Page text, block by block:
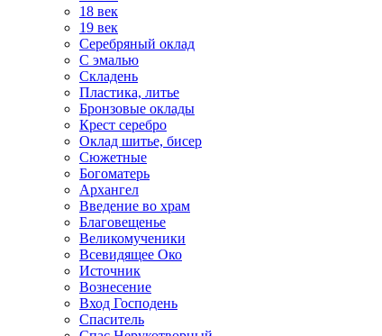
18 век
19 век
Серебряный оклад
С эмалью
Складень
Пластика, литье
Бронзовые оклады
Крест серебро
Оклад шитье, бисер
Сюжетные
Богоматерь
Архангел
Введение во храм
Благовещенье
Великомученики
Всевидящее Око
Источник
Вознесение
Вход Господень
Спаситель